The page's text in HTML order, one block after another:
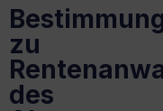
zu
des